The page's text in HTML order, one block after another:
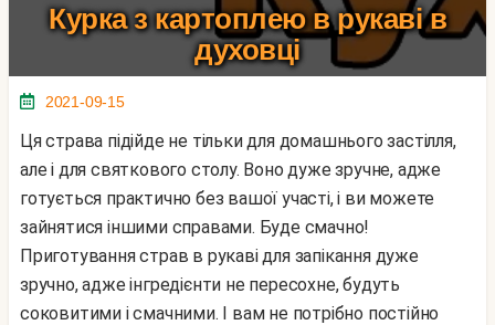
Курка з картоплею в рукаві в
духовці
2021-09-15
Ця страва підійде не тільки для домашнього застілля,
але і для святкового столу. Воно дуже зручне, адже
готується практично без вашої участі, і ви можете
зайнятися іншими справами. Буде смачно!
Приготування страв в рукаві для запікання дуже
зручно, адже інгредієнти не пересохне, будуть
соковитими і смачними. І вам не потрібно постійно